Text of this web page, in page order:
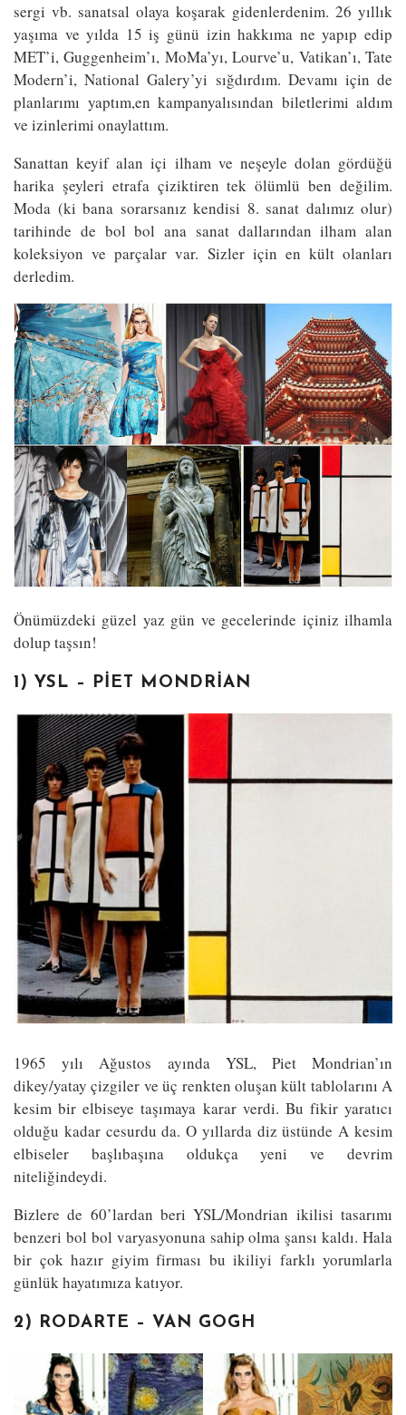
sergi vb. sanatsal olaya koşarak gidenlerdenim. 26 yıllık
yaşıma ve yılda 15 iş günü izin hakkıma ne yapıp edip
MET’i, Guggenheim’ı, MoMa’yı, Lourve’u, Vatikan’ı, Tate
Modern’i, National Galery’yi sığdırdım. Devamı için de
planlarımı yaptım,en kampanyalısından biletlerimi aldım
ve izinlerimi onaylattım.
Sanattan keyif alan içi ilham ve neşeyle dolan gördüğü
harika şeyleri etrafa çiziktiren tek ölümlü ben değilim.
Moda (ki bana sorarsanız kendisi 8. sanat dalımız olur)
tarihinde de bol bol ana sanat dallarından ilham alan
koleksiyon ve parçalar var. Sizler için en kült olanları
derledim.
Önümüzdeki güzel yaz gün ve gecelerinde içiniz ilhamla
dolup taşsın!
1) YSL – PIET MONDRIAN
1965 yılı Ağustos ayında YSL, Piet Mondrian’ın
dikey/yatay çizgiler ve üç renkten oluşan kült tablolarını A
kesim bir elbiseye taşımaya karar verdi. Bu fikir yaratıcı
olduğu kadar cesurdu da. O yıllarda diz üstünde A kesim
elbiseler başlıbaşına oldukça yeni ve devrim
niteliğindeydi.
Bizlere de 60’lardan beri YSL/Mondrian ikilisi tasarımı
benzeri bol bol varyasyonuna sahip olma şansı kaldı. Hala
bir çok hazır giyim firması bu ikiliyi farklı yorumlarla
günlük hayatımıza katıyor.
2) RODARTE – VAN GOGH